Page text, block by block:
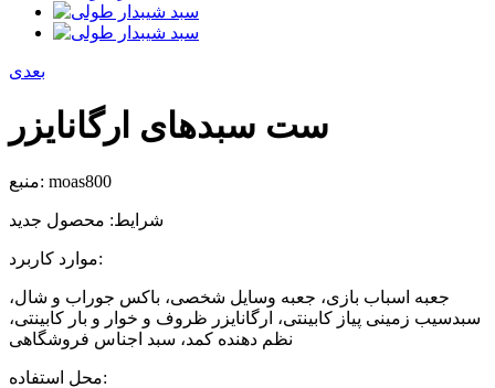
بعدی
ست سبدهای ارگانایزر
منبع: moas800
شرایط: محصول جدید
موارد کاربرد:
جعبه اسباب بازی، جعبه وسایل شخصی، باکس جوراب و شال،
سبدسیب زمینی پیاز کابینتی، ارگانایزر ظروف و خوار و بار کابینتی،
نظم دهنده کمد، سبد اجناس فروشگاهی
محل استفاده: